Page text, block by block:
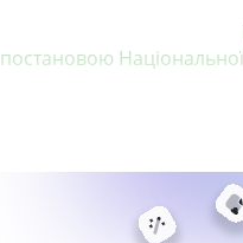
постановою